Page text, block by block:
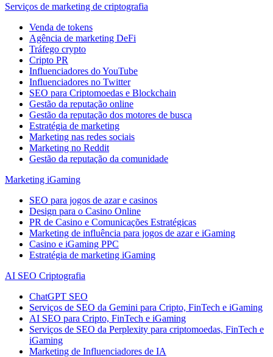
Serviços de marketing de criptografia
Venda de tokens
Agência de marketing DeFi
Tráfego crypto
Cripto PR
Influenciadores do YouTube
Influenciadores no Twitter
SEO para Criptomoedas e Blockchain
Gestão da reputação online
Gestão da reputação dos motores de busca
Estratégia de marketing
Marketing nas redes sociais
Marketing no Reddit
Gestão da reputação da comunidade
Marketing iGaming
SEO para jogos de azar e casinos
Design para o Casino Online
PR de Casino e Comunicações Estratégicas
Marketing de influência para jogos de azar e iGaming
Casino e iGaming PPC
Estratégia de marketing iGaming
AI SEO Criptografia
ChatGPT SEO
Serviços de SEO da Gemini para Cripto, FinTech e iGaming
AI SEO para Cripto, FinTech e iGaming
Serviços de SEO da Perplexity para criptomoedas, FinTech e
iGaming
Marketing de Influenciadores de IA